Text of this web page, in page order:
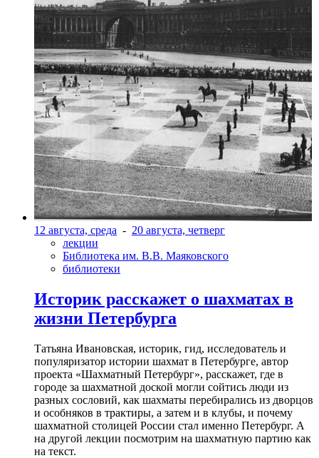
12 августа, среда - 20 августа, четверг
лекции
Библиотека им. В.В. Маяковского
библиотеки
Историк расскажет о шахматах в
жизни Петербурга
Татьяна Ивановская, историк, гид, исследователь и
популяризатор истории шахмат в Петербурге, автор
проекта «Шахматный Петербург», расскажет, где в
городе за шахматной доской могли сойтись люди из
разных сословий, как шахматы перебирались из дворцов
и особняков в трактиры, а затем и в клубы, и почему
шахматной столицей России стал именно Петербург. А
на другой лекции посмотрим на шахматную партию как
на текст.